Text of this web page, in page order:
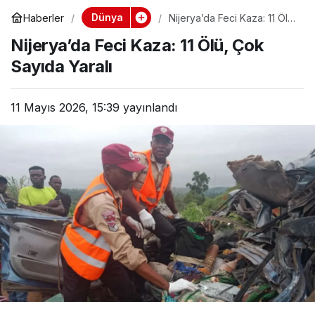
Haberler Dünya
Nijerya’da Feci Kaza: 11 Ölü,
Nijerya’da Feci Kaza: 11 Ölü, Çok
Sayıda Yaralı
11 Mayıs 2026, 15:39 yayınlandı